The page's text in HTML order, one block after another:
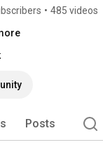
• 485 videos
Posts